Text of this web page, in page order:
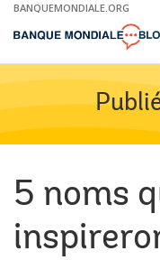
Skip
Main
BANQUEMONDIALE.ORG
5 noms